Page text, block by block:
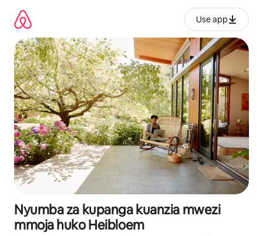
kwenda
kwenye
maudhui
Use app
Nyumba za kupanga kuanzia mwezi
mmoja huko Heibloem